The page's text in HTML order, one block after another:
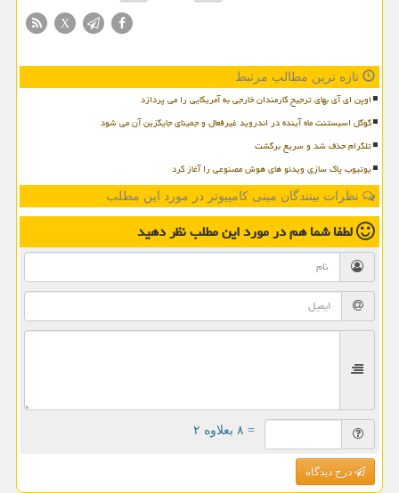
X
تازه ترین مطالب مرتبط
اوپن ای آی بهای ترجیح کارمندان خارجی به آمریکایی را می پردازد
گوگل اسیستنت ماه آینده در اندروید غیرفعال و جمینای جایگزین آن می شود
تلگرام حذف شد و سریع برگشت
یوتیوب پاک سازی ویدئو های هوش مصنوعی را آغاز کرد
نظرات بینندگان مینی کامپیوتر در مورد این مطلب
لطفا شما همدر مورد این مطلبنظر دهید
= ۸ بعلاوه ۲
درج دیدگاه